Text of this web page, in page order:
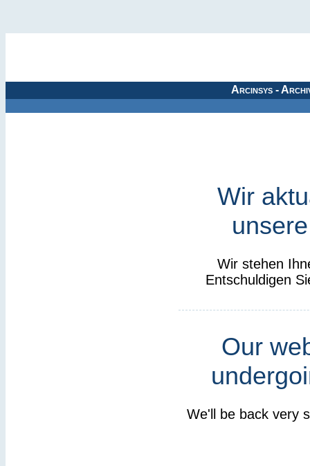
Arcinsys -
Wir
Wir stehen
Entschuldigen
Our
We'll be back very